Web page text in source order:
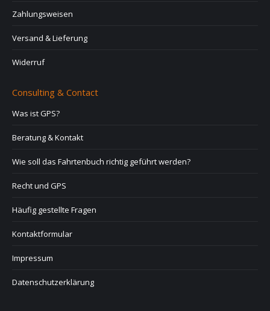
Zahlungsweisen
Versand & Lieferung
Widerruf
Consulting & Contact
Was ist GPS?
Beratung & Kontakt
Wie soll das Fahrtenbuch richtig geführt werden?
Recht und GPS
Häufig gestellte Fragen
Kontaktformular
Impressum
Datenschutzerklärung